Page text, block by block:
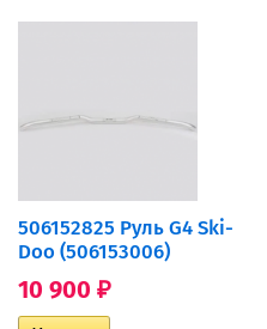
506152825 Руль G4 Ski-
Doo (506153006)
10 900 ₽